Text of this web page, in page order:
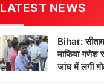
LATEST NEWS
Bihar:
माफिया गणेश
जांघ में लगी